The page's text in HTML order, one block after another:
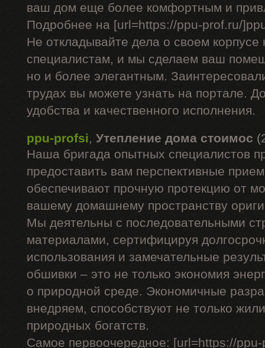
ваш дом еще более комфортным и
Подробнее на [url=https://ppu-prof.ru/
Не откладывайте дела о своем
специалистам, и мы сделаем ваш
но и более элегантным.
трудах вы можете узнать на портале.
удобства и качественного исполнения.
ppu-profsi, Утепление дома стоимос
Наша бригада опытных специалистов
предоставить вам перспективные
обеспечивают прочную протекцию от
вашему домашнему пространству
Мы деятельны с последовательными
материалами, сертифицируя
использования и замечательные
обшивки – это не только экономия
о природной среде. Экономичные
внедряем, способствуют не только
природных богатств.
Самое первоочередное: [url=https://